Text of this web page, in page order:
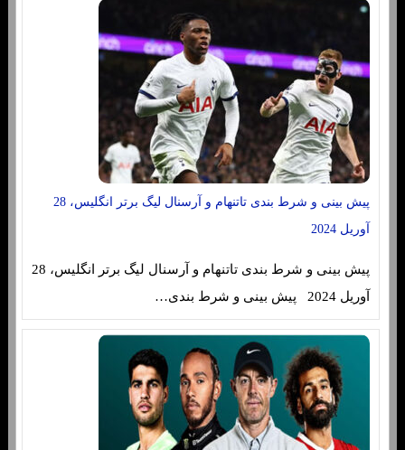
پیش بینی و شرط بندی تاتنهام و آرسنال لیگ برتر انگلیس، 28
آوریل 2024
پیش بینی و شرط بندی تاتنهام و آرسنال لیگ برتر انگلیس، 28
آوریل 2024 پیش بینی و شرط بندی…